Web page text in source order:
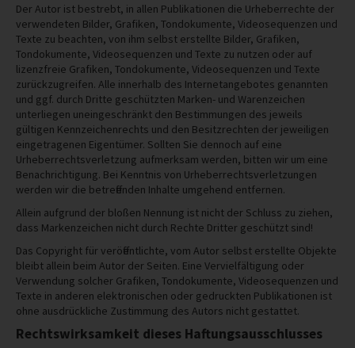
Der Autor ist bestrebt, in allen Publikationen die Urheberrechte der
verwendeten Bilder, Grafiken, Tondokumente, Videosequenzen und
Texte zu beachten, von ihm selbst erstellte Bilder, Grafiken,
Tondokumente, Videosequenzen und Texte zu nutzen oder auf
lizenzfreie Grafiken, Tondokumente, Videosequenzen und Texte
zurückzugreifen. Alle innerhalb des Internetangebotes genannten
und ggf. durch Dritte geschützten Marken- und Warenzeichen
unterliegen uneingeschränkt den Bestimmungen des jeweils
gültigen Kennzeichenrechts und den Besitzrechten der jeweiligen
eingetragenen Eigentümer. Sollten Sie dennoch auf eine
Urheberrechtsverletzung aufmerksam werden, bitten wir um eine
Benachrichtigung. Bei Kenntnis von Urheberrechtsverletzungen
werden wir die betreffenden Inhalte umgehend entfernen.
Allein aufgrund der bloßen Nennung ist nicht der Schluss zu ziehen,
dass Markenzeichen nicht durch Rechte Dritter geschützt sind!
Das Copyright für veröffentlichte, vom Autor selbst erstellte Objekte
bleibt allein beim Autor der Seiten. Eine Vervielfältigung oder
Verwendung solcher Grafiken, Tondokumente, Videosequenzen und
Texte in anderen elektronischen oder gedruckten Publikationen ist
ohne ausdrückliche Zustimmung des Autors nicht gestattet.
Rechtswirksamkeit dieses Haftungsausschlusses